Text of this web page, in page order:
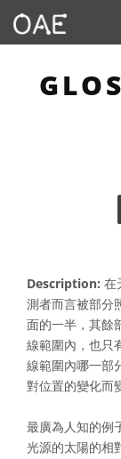
Description: 在
測者而言被部分
面的一半，其餘
線範圍內，也只
線範圍內哪一部
對位置的變化而
最廣為人知的例
光源的太陽的相